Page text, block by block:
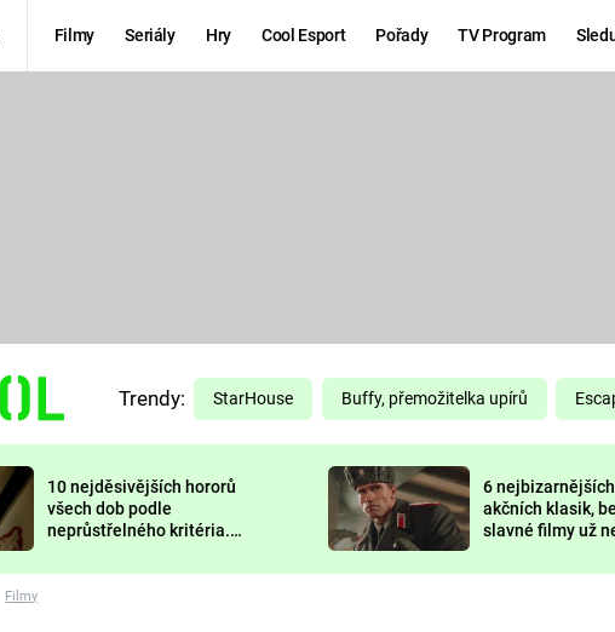
Filmy Seriály Hry Cool Esport Pořady TV Program
PREDÁTOR
DELIVERANCE
Trendy: StarHouse Buffy, přemožitelka upírů
10 nejděsivějších hororů
všech dob podle
neprůstřelného kritéria.
nejvíc zvednou tep?
6
akčních klasik,
slavné filmy už
Filmy